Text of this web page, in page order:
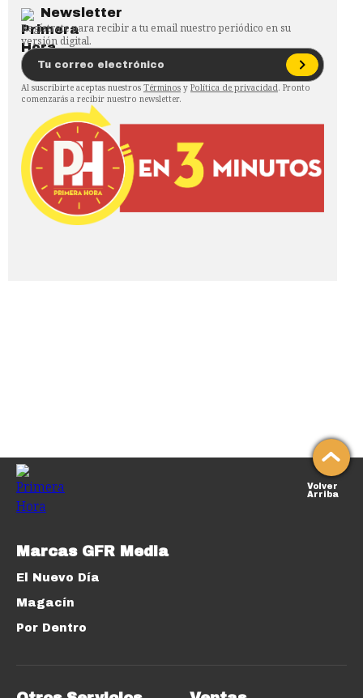
Newsletter
Regístrate para recibir a tu email nuestro periódico en su
versión digital.
Al suscribirte aceptas nuestros Términos y Política de privacidad. Pronto
comenzarás a recibir nuestro newsletter.
Volver
Arriba
Marcas GFR Media
El Nuevo Día
Magacín
Por Dentro